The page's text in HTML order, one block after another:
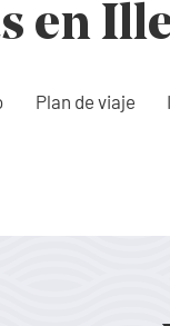
en
Plan de viaje